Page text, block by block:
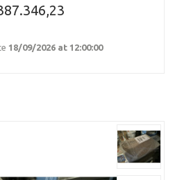
18/09/2026 at 12:00:00